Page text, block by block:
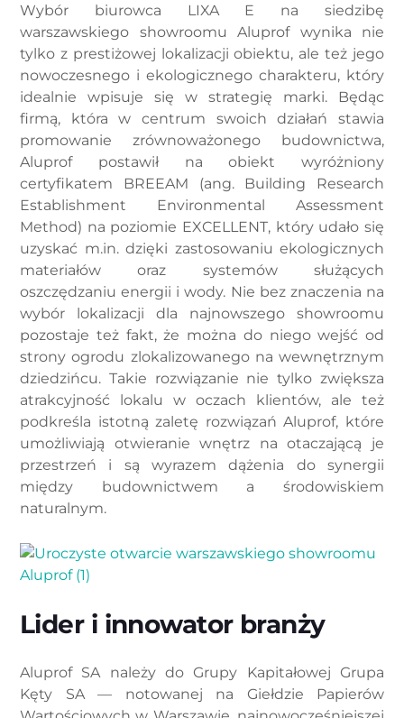
Wybór biurowca LIXA E na siedzibę
warszawskiego showroomu Aluprof wynika nie
tylko z prestiżowej lokalizacji obiektu, ale też jego
nowoczesnego i ekologicznego charakteru, który
idealnie wpisuje się w strategię marki. Będąc
firmą, która w centrum swoich działań stawia
promowanie zrównoważonego budownictwa,
Aluprof postawił na obiekt wyróżniony
certyfikatem BREEAM (ang. Building Research
Establishment Environmental Assessment
Method) na poziomie EXCELLENT, który udało się
uzyskać m.in. dzięki zastosowaniu ekologicznych
materiałów oraz systemów służących
oszczędzaniu energii i wody. Nie bez znaczenia na
wybór lokalizacji dla najnowszego showroomu
pozostaje też fakt, że można do niego wejść od
strony ogrodu zlokalizowanego na wewnętrznym
dziedzińcu. Takie rozwiązanie nie tylko zwiększa
atrakcyjność lokalu w oczach klientów, ale też
podkreśla istotną zaletę rozwiązań Aluprof, które
umożliwiają otwieranie wnętrz na otaczającą je
przestrzeń i są wyrazem dążenia do synergii
między budownictwem a środowiskiem
naturalnym.
Lider i innowator branży
Aluprof SA należy do Grupy Kapitałowej Grupa
Kęty SA — notowanej na Giełdzie Papierów